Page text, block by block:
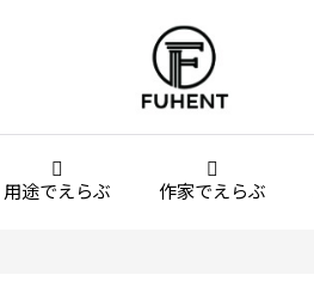
用途でえらぶ 作家でえらぶ